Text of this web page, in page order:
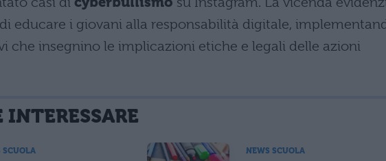
educare i giovani alla responsabilità digitale,
che insegnino le implicazioni etiche e legali delle azioni
SCUOLA NEWS SCUOLA